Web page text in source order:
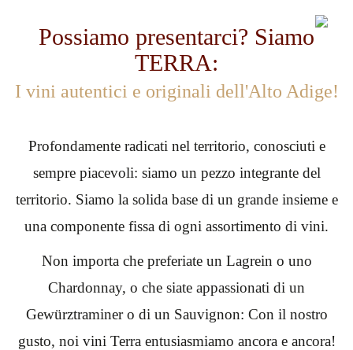
Possiamo presentarci? Siamo
TERRA:
I vini autentici e originali dell'Alto Adige!
Profondamente radicati nel territorio, conosciuti e
sempre piacevoli: siamo un pezzo integrante del
territorio. Siamo la solida base di un grande insieme e
una componente fissa di ogni assortimento di vini.
Non importa che preferiate un Lagrein o uno
Chardonnay, o che siate appassionati di un
Gewürztraminer o di un Sauvignon: Con il nostro
gusto, noi vini Terra entusiasmiamo ancora e ancora!